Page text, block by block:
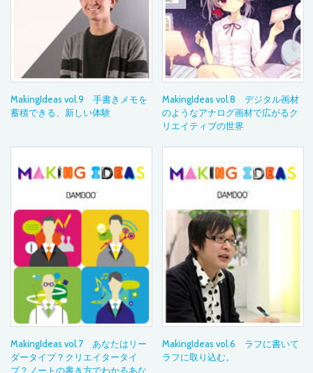
MakingIdeas vol.9 手書きメモを
蓄積できる、新しい体験
MakingIdeas vol.8 デジタル画材
のようなアナログ画材で広がるク
リエイティブの世界
MakingIdeas vol.7 あなたはリー
ダータイプ？クリエイタータイ
プ？ノートの書き方でわかるあな
MakingIdeas vol.6 ラフに書いて
ラフに取り込む。